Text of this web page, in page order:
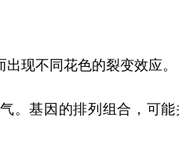
现不同花色的裂变效应。
基因的排列组合，可能